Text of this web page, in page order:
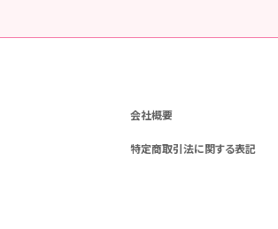
会社概要
特定商取引法に関する表記